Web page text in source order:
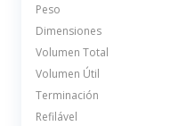
Peso
Dimensiones
Volumen Total
Volumen Útil
Terminación
Refilável